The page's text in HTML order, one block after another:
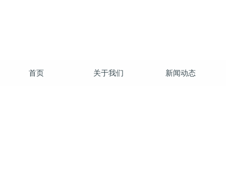
首页 关于我们 新闻动态